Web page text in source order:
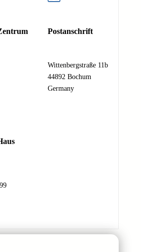
Postanschrift
Wittenbergstraße 11b
44892 Bochum
Germany